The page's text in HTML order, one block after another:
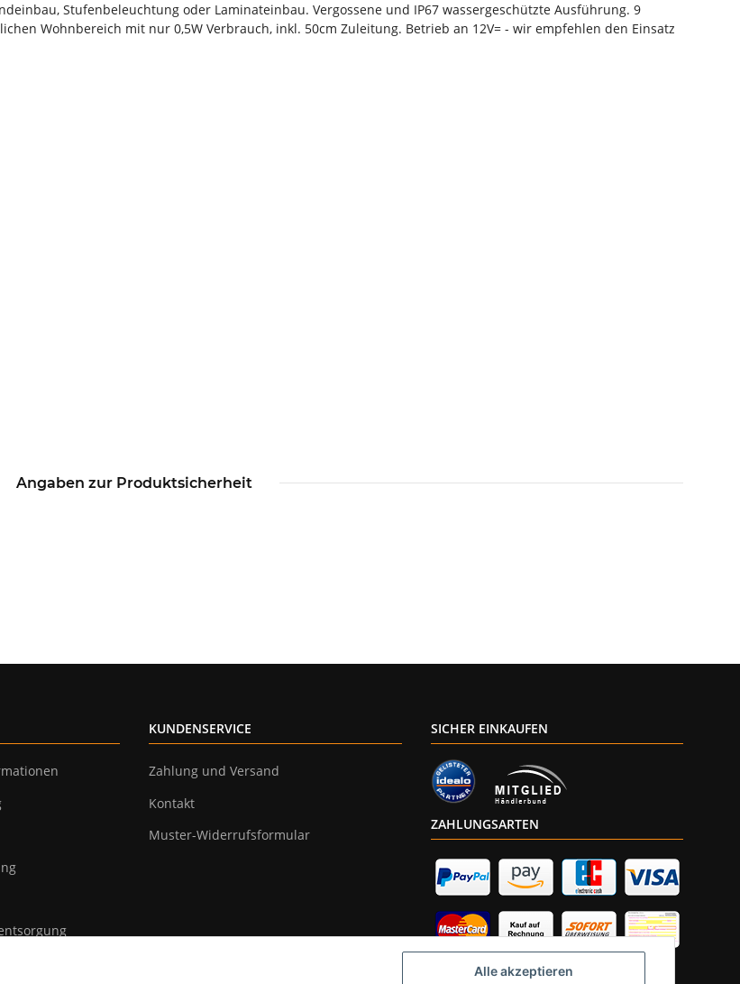
Alle akzeptieren
Stufenbeleuchtung oder Laminateinbau. Vergossene und IP67 wassergeschützte Ausführung. 9
Wohnbereich mit nur 0,5W Verbrauch, inkl. 50cm Zuleitung. Betrieb an 12V= - wir empfehlen den Einsatz
Angaben zur Produktsicherheit
KUNDENSERVICE
Zahlung und Versand
Kontakt
Muster-Widerrufsformular
SICHER EINKAUFEN
ZAHLUNGSARTEN